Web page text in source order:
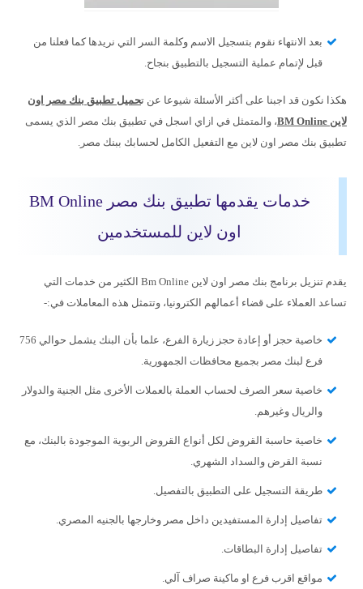
بعد الانتهاء نقوم بتسجيل الاسم وكلمة السر التي نريدها كما فعلنا من
قبل لإتمام عملية التسجيل بالتطبيق بنجاح.
هكذا نكون قد اجبنا على أكثر الأسئلة شيوعا عن تحميل تطبيق بنك مصر اون
لاين BM Online
، والمتمثل في ازاي اسجل في تطبيق بنك مصر الذي يسمى
تطبيق بنك مصر اون لاين مع التفعيل الكامل لحسابك ببنك مصر.
خدمات يقدمها تطبيق بنك مصر BM Online
اون لاين للمستخدمين
يقدم تنزيل برنامج بنك مصر اون لاين Bm Online الكثير من خدمات التي
تساعد العملاء على قضاء أعمالهم الكترونيا، وتتمثل هذه المعاملات في:-
خاصية حجز أو إعادة حجز زيارة الفرع، علما بأن البنك يشمل حوالي 756
فرع لبنك مصر بجميع محافظات الجمهورية.
خاصية سعر الصرف لحساب العملة بالعملات الأخرى مثل الجنية والدولار
والريال وغيرهم.
خاصية حاسبة القروض لكل أنواع القروض الربوية الموجودة بالبنك، مع
نسبة القرض والسداد الشهري.
طريقة التسجيل على التطبيق بالتفصيل.
تفاصيل إدارة المستفيدين داخل مصر وخارجها بالجنيه المصري.
تفاصيل إدارة البطاقات.
مواقع اقرب فرع او ماكينة صراف آلي.